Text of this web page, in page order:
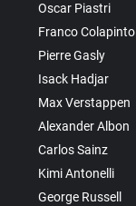
Oscar Piastri
Franco Colapinto
Pierre Gasly
Isack Hadjar
Max Verstappen
Alexander Albon
Carlos Sainz
Kimi Antonelli
George Russell